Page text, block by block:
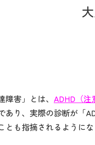
障害」とは、 ADHD（
あり、実際の診断が「
とも指摘されるようにな